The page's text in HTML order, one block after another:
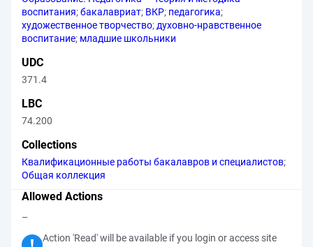
воспитания;бакалавриат; ВКР; педагогика;
художественное творчество; духовно-нравственное
воспитание; младшие школьники
UDC
371.4
LBC
74.200
Collections
Квалификационные работы бакалавров и специалистов;
Общая коллекция
Allowed Actions
–
Action 'Read' will be available if you login or access site